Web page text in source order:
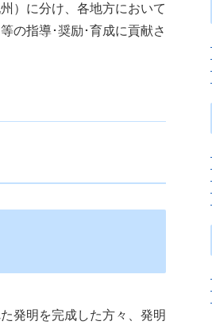
）に分け、各地方において
の指導･奨励･育成に貢献さ
発明を完成した方々、発明